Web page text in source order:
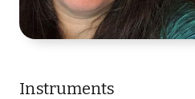
Instruments